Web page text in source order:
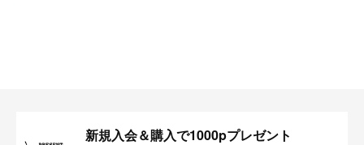
新規入会＆購入で1000pプレゼント